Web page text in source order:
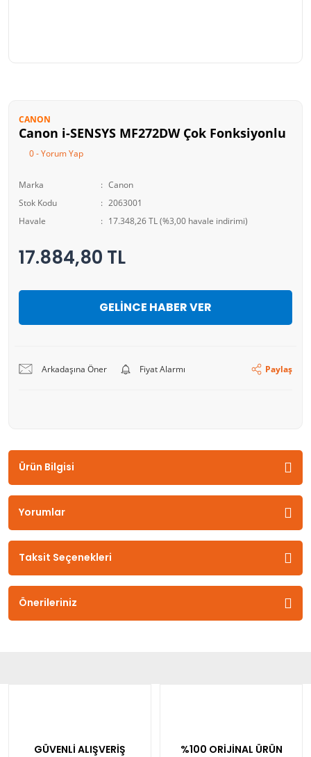
CANON
Canon i-SENSYS MF272DW Çok Fonksiyonlu
0 - Yorum Yap
Marka
Canon
Stok Kodu
2063001
Havale
17.348,26 TL (%3,00 havale indirimi)
17.884,80 TL
GELİNCE HABER VER
Arkadaşına Öner Fiyat Alarmı Paylaş
Ürün Bilgisi
Yorumlar
Taksit Seçenekleri
Önerileriniz
GÜVENLİ ALIŞVERİŞ %100 ORİJİNAL ÜRÜN